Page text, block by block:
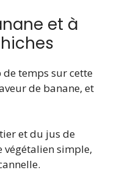
et à
de temps sur cette
de banane, et
et du jus de
simple,